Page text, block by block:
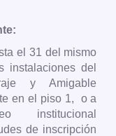
el 31 del mismo
instalaciones del
y Amigable
en el piso 1, o a
institucional
de inscripción